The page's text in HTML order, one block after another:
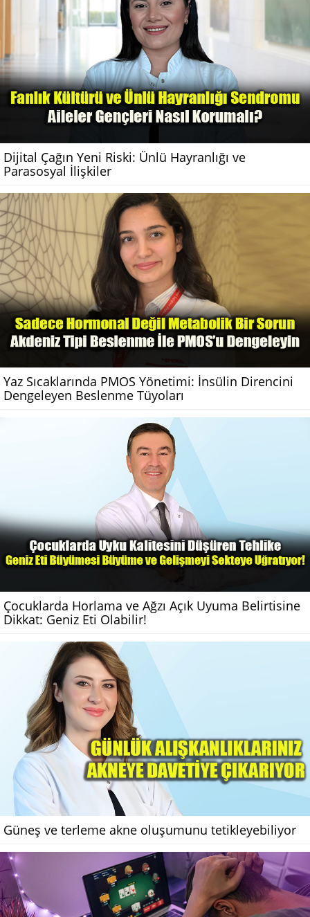
Dijital Çağın Yeni Riski: Ünlü Hayranlığı ve
Parasosyal İlişkiler
Yaz Sıcaklarında PMOS Yönetimi: İnsülin Direncini
Dengeleyen Beslenme Tüyoları
Çocuklarda Horlama ve Ağzı Açık Uyuma Belirtisine
Dikkat: Geniz Eti Olabilir!
Güneş ve terleme akne oluşumunu tetikleyebiliyor